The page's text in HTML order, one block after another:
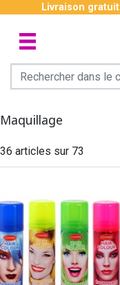
Livraison
Maquillage
36 articles sur 73